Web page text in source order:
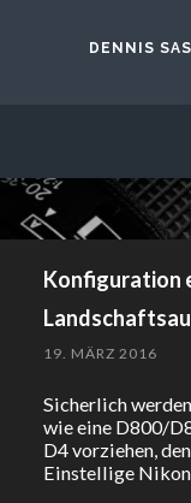
DENNIS
Konfiguration
19. MÄRZ 2016
Sicherlich
wie eine D800/
D4 vorziehen,
Einstellige Nikon